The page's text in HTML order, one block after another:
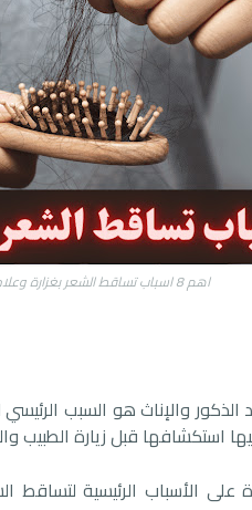
اهم 8 اسباب تساقط الشعر بغزارة وعلاجه !! تعرفي عليهم
والإناث هو السبب
استكشافها قبل زيارة الطبيب
الأسباب الرئيسية لتساقط